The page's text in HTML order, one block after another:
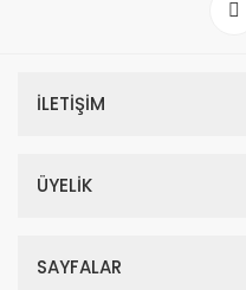
İLETİŞİM
ÜYELİK
SAYFALAR